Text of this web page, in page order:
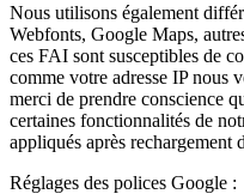
Nous utilisons également
Webfonts, Google Maps,
ces FAI sont susceptibles de
comme votre adresse IP nous
merci de prendre conscience
certaines fonctionnalités de
appliqués après rechargement
Réglages des polices Google :